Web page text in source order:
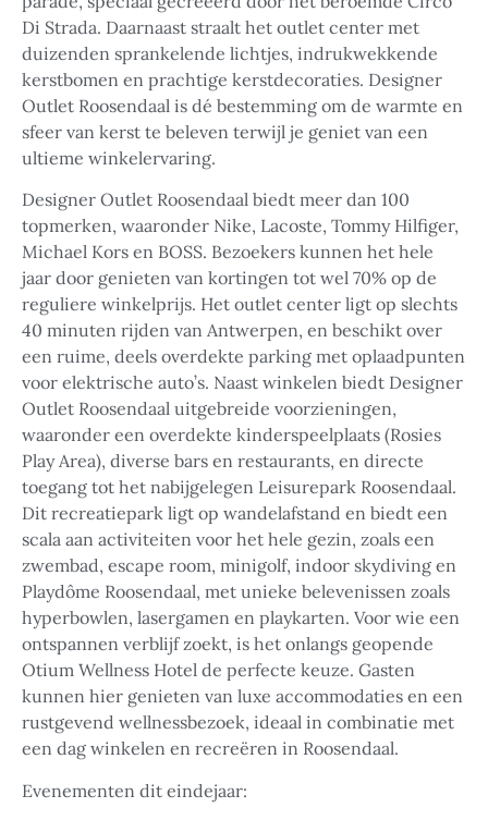
Di Strada. Daarnaast straalt het outlet center met
duizenden sprankelende lichtjes, indrukwekkende
kerstbomen en prachtige kerstdecoraties. Designer
Outlet Roosendaal is dé bestemming om de warmte en
sfeer van kerst te beleven terwijl je geniet van een
ultieme winkelervaring.
Designer Outlet Roosendaal biedt meer dan 100
topmerken, waaronder Nike, Lacoste, Tommy Hilfiger,
Michael Kors en BOSS. Bezoekers kunnen het hele
jaar door genieten van kortingen tot wel 70% op de
reguliere winkelprijs. Het outlet center ligt op slechts
40 minuten rijden van Antwerpen, en beschikt over
een ruime, deels overdekte parking met oplaadpunten
voor elektrische auto’s. Naast winkelen biedt Designer
Outlet Roosendaal uitgebreide voorzieningen,
waaronder een overdekte kinderspeelplaats (Rosies
Play Area), diverse bars en restaurants, en directe
toegang tot het nabijgelegen Leisurepark Roosendaal.
Dit recreatiepark ligt op wandelafstand en biedt een
scala aan activiteiten voor het hele gezin, zoals een
zwembad, escape room, minigolf, indoor skydiving en
Playdôme Roosendaal, met unieke belevenissen zoals
hyperbowlen, lasergamen en playkarten. Voor wie een
ontspannen verblijf zoekt, is het onlangs geopende
Otium Wellness Hotel de perfecte keuze. Gasten
kunnen hier genieten van luxe accommodaties en een
rustgevend wellnessbezoek, ideaal in combinatie met
een dag winkelen en recreëren in Roosendaal.
Evenementen dit eindejaar: